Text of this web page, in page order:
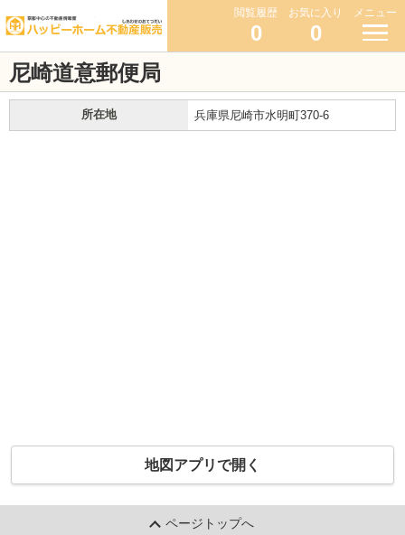
閲覧履歴
0
お気に入り
0
メニュー
尼崎道意郵便局
所在地 兵庫県尼崎市水明町370-6
地図アプリで開く
ページトップへ